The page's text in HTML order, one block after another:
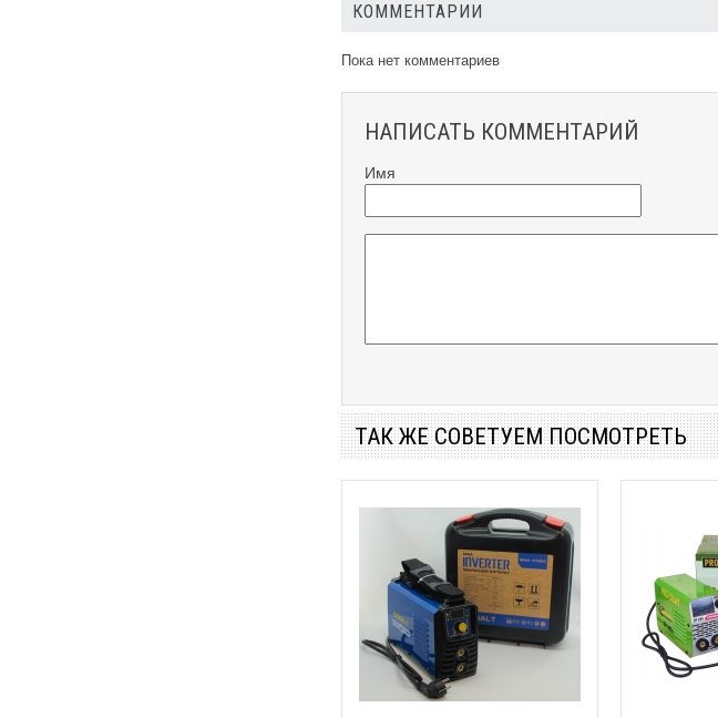
КОММЕНТАРИИ
Пока нет комментариев
НАПИСАТЬ КОММЕНТАРИЙ
Имя
ТАК ЖЕ СОВЕТУЕМ ПОСМОТРЕТЬ